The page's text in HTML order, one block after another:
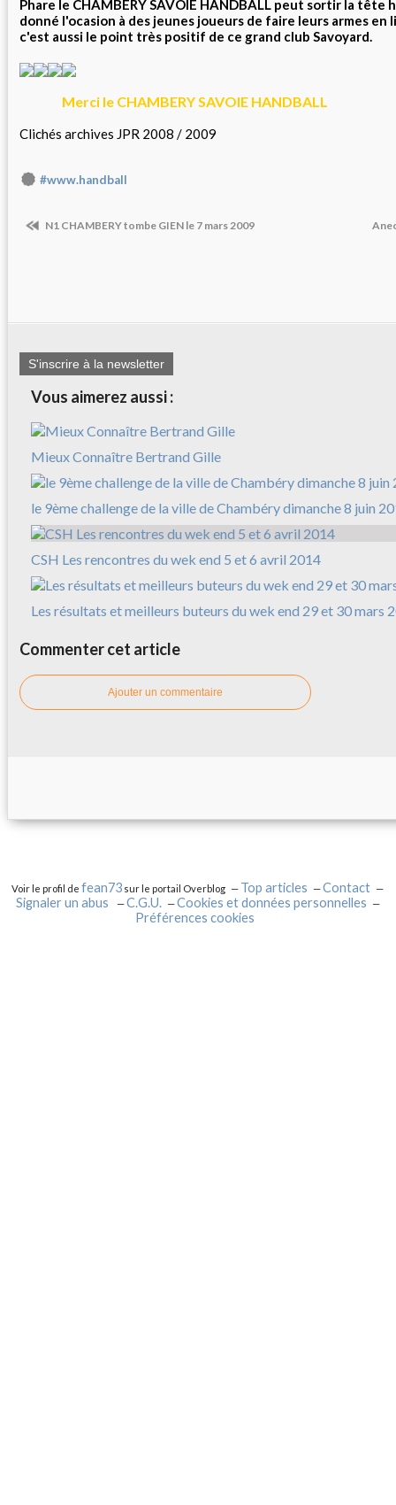
Phare le CHAMBERY SAVOIE HANDBALL peut sortir la tête
donné l'ocasion à des jeunes joueurs de faire leurs armes en
c'est aussi le point très positif de ce grand club Savoyard.
Merci le CHAMBERY SAVOIE HANDBALL
Clichés archives JPR 2008 / 2009
#www.handball
N1 CHAMBERY tombe GIEN le 7 mars 2009
S'inscrire à la newsletter
Vous aimerez aussi :
Mieux Connaître Bertrand Gille
le 9ème challenge de la ville de Chambéry dimanche 8 juin
CSH Les rencontres du wek end 5 et 6 avril 2014
Les résultats et meilleurs buteurs du wek end 29 et 30 mars
Commenter cet article
Ajouter un commentaire
Voir le profil defean73 sur le portail Overblog Top articles
Contact
Signaler un abus
C.G.U.
Cookies et données personnelles
Préférences cookies